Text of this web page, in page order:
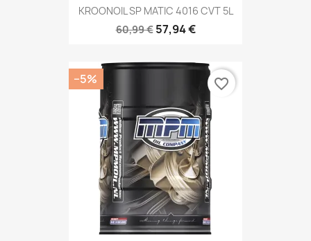
KROONOIL SP MATIC 4016 CVT 5L
60,99 € 57,94 €
−5% favorite_border